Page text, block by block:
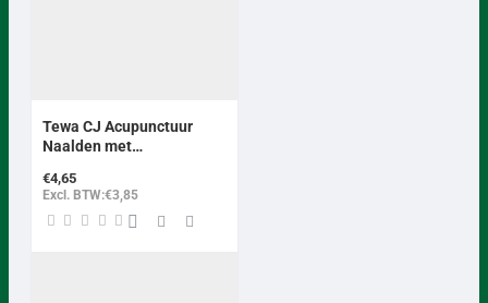
BEST VERKOCHT
Tewa CJ Acupunctuur
Naalden met
€4,65
Excl. BTW:€3,85